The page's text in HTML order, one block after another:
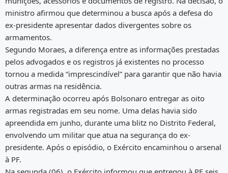
ministro afirmou que determinou a busca após a defesa do
ex-presidente apresentar dados divergentes sobre os
armamentos.
Segundo Moraes, a diferença entre as informações prestadas
pelos advogados e os registros já existentes no processo
tornou a medida “imprescindível” para garantir que não havia
outras armas na residência.
A determinação ocorreu após Bolsonaro entregar as oito
armas registradas em seu nome. Uma delas havia sido
apreendida em junho, durante uma blitz no Distrito Federal,
envolvendo um militar que atua na segurança do ex-
presidente. Após o episódio, o Exército encaminhou o arsenal
à PF.